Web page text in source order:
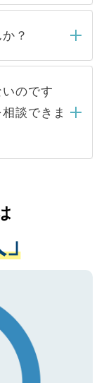
ある医療機
殺到する場
った人材の
ースが増え
切ありませ
をいただい
。内定先へ
ナーが行い
？
りませんの
からの登録
人情報は、
転職活動の
お預かりし
本人の許可
ての厳密な
に付与され
済みです。
ください。
のです
談できま
状況や紹介
ドバイスを
転職をされ
が可能です